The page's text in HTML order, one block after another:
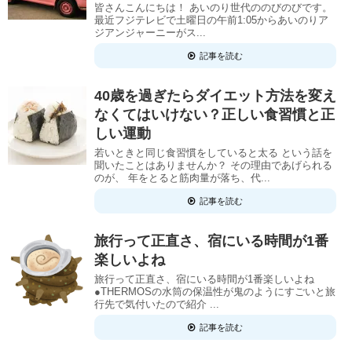
皆さんこんにちは！ あいのり世代ののびのびです。
最近フジテレビで土曜日の午前1:05からあいのりア
ジアンジャーニーがス...
記事を読む
40歳を過ぎたらダイエット方法を変え
なくてはいけない？正しい食習慣と正
しい運動
若いときと同じ食習慣をしていると太る という話を
聞いたことはありませんか？ その理由であげられる
のが、 年をとると筋肉量が落ち、代...
記事を読む
旅行って正直さ、宿にいる時間が1番
楽しいよね
旅行って正直さ、宿にいる時間が1番楽しいよね
●THERMOSの水筒の保温性が鬼のようにすごいと旅
行先で気付いたので紹介 ...
記事を読む